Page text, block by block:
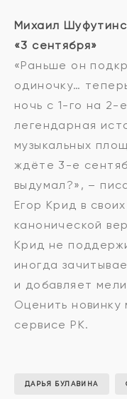
Михаил
«3 сентября»
«Раньше он
одиночку…
ночь с 1-го на 2-
легендарная
музыкальных
ждёте 3-е
выдумал?», –
Егор Крид в
канонической
Крид не
иногда
и добавляет
Оценить новинку
сервисе РК.
ДАРЬЯ БУЛАВИНА